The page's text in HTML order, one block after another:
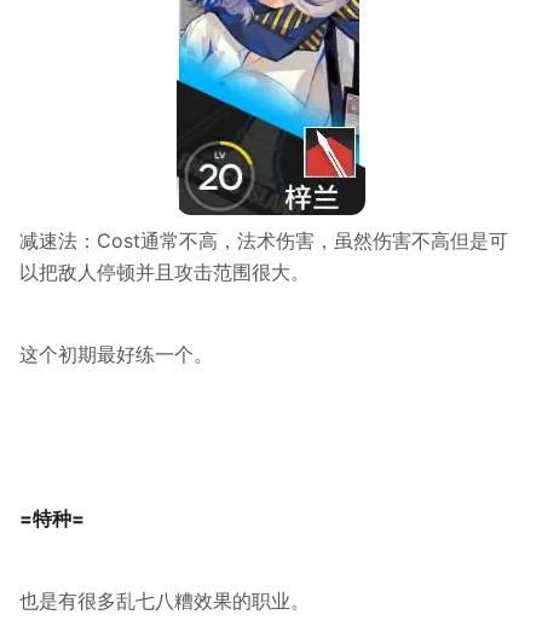
减速法：Cost通常不高，法术伤害，虽然伤害不高但是可
以把敌人停顿并且攻击范围很大。
这个初期最好练一个。
=特种=
也是有很多乱七八糟效果的职业。